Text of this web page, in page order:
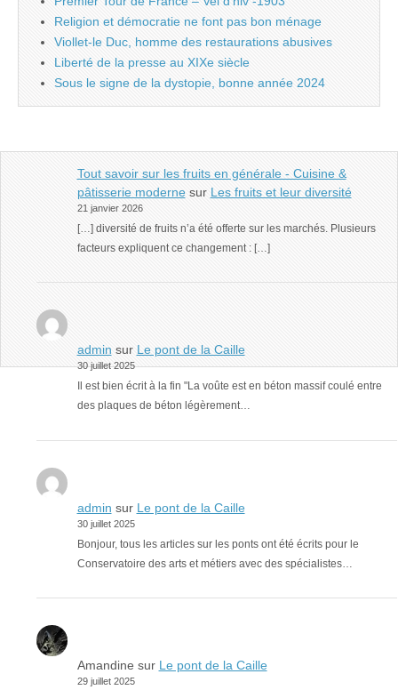
Religion et démocratie ne font pas bon ménage
Viollet-le Duc, homme des restaurations abusives
Liberté de la presse au XIXe siècle
Sous le signe de la dystopie, bonne année 2024
Tout savoir sur les fruits en générale - Cuisine &
pâtisserie modernesur Les fruits et leur diversité
21 janvier 2026
[…] diversité de fruits n’a été offerte sur les marchés. Plusieurs
facteurs expliquent ce changement : […]
admin sur Le pont de la Caille
30 juillet 2025
Il est bien écrit à la fin "La voûte est en béton massif coulé entre
des plaques de béton légèrement…
admin sur Le pont de la Caille
30 juillet 2025
Bonjour, tous les articles sur les ponts ont été écrits pour le
Conservatoire des arts et métiers avec des spécialistes…
Amandine sur Le pont de la Caille
29 juillet 2025